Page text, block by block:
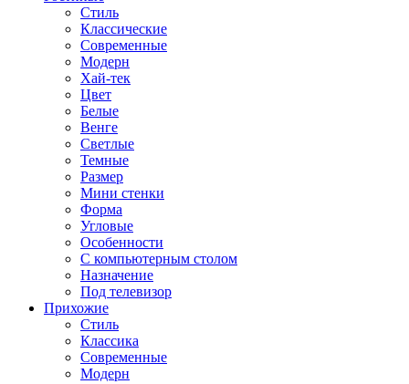
Стиль
Классические
Современные
Модерн
Хай-тек
Цвет
Белые
Венге
Светлые
Темные
Размер
Мини стенки
Форма
Угловые
Особенности
С компьютерным столом
Назначение
Под телевизор
Прихожие
Стиль
Классика
Современные
Модерн